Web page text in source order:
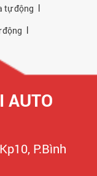
tự động |
động |
AUTO
P.Bình